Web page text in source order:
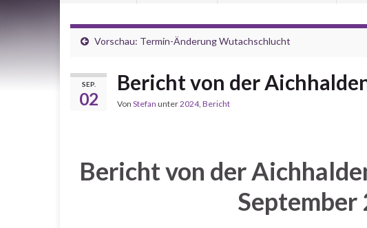
Vorschau: Termin-Änderung Wutachschlucht
SEP.
02
Bericht von der
Von Stefan unter2024, Bericht
Bericht von der
September